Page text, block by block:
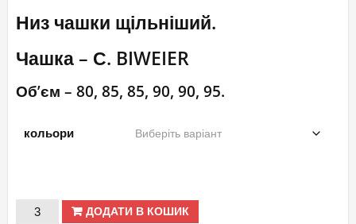
Низ чашки щільніший.
Чашка – С. BIWEIER
Об’єм – 80, 85, 85, 90, 90, 95.
кольори
Продані
ДОДАТИ В КОШИК